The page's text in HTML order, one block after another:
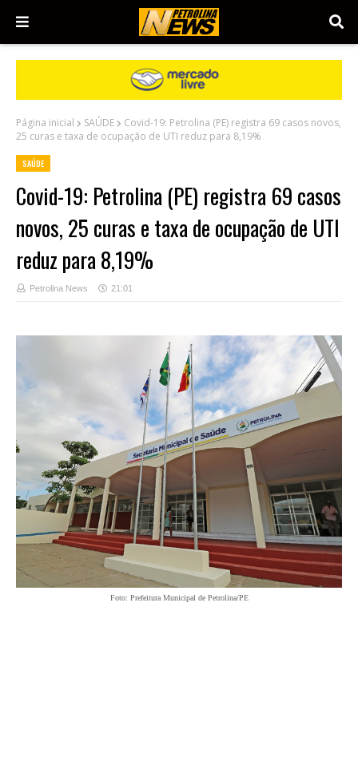
Página inicial SAÚDE
Covid-19: Petrolina (PE) registra 69 casos novos,
25 curas e taxa de ocupação de UTI reduz para 8,19%
SAÚDE
Covid-19: Petrolina (PE) registra 69 casos
novos, 25 curas e taxa de ocupação de UTI
reduz para 8,19%
Petrolina News 21:01
Foto: Prefeitura Municipal de Petrolina/PE